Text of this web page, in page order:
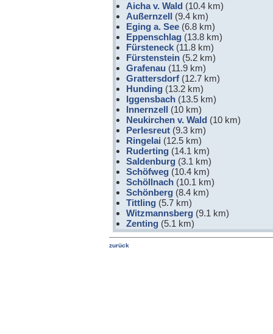
Aicha v. Wald (10.4 km)
Außernzell (9.4 km)
Eging a. See(6.8 km)
Eppenschlag(13.8 km)
Fürsteneck(11.8 km)
Fürstenstein(5.2 km)
Grafenau (11.9 km)
Grattersdorf(12.7 km)
Hunding(13.2 km)
Iggensbach(13.5 km)
Innernzell (10 km)
Neukirchen v. Wald (10 km)
Perlesreut(9.3 km)
Ringelai (12.5 km)
Ruderting(14.1 km)
Saldenburg(3.1 km)
Schöfweg(10.4 km)
Schöllnach(10.1 km)
Schönberg(8.4 km)
Tittling(5.7 km)
Witzmannsberg(9.1 km)
Zenting(5.1 km)